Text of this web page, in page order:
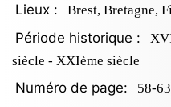
Lieux : Brest, Bretagne,
Période historique :
siècle - XXIème siècle
Numéro de page: 58-63